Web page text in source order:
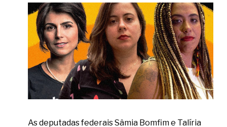
As deputadas federais Sâmia Bomfim e Talíria